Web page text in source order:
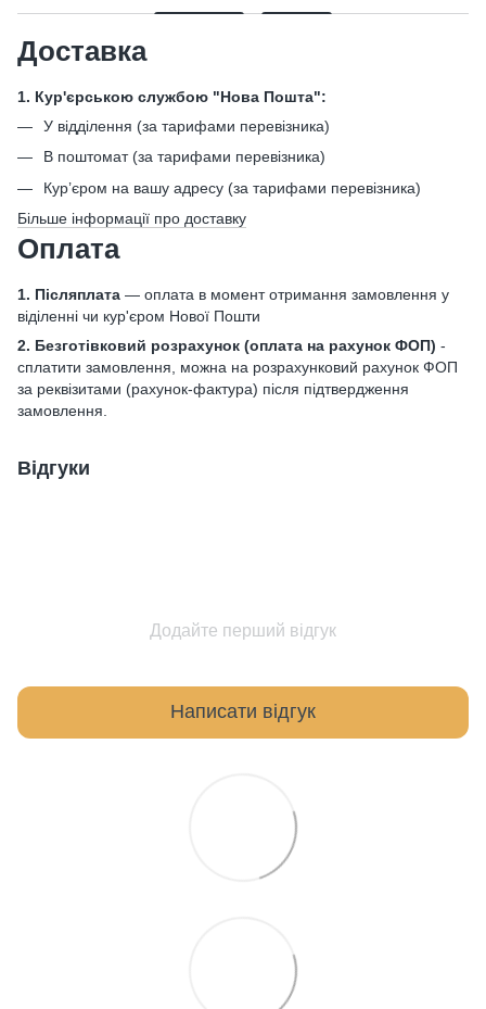
Доставка
1. Кур'єрською службою "Нова Пошта":
У відділення (за тарифами перевізника)
В поштомат (за тарифами перевізника)
Кур’єром на вашу адресу (за тарифами перевізника)
Більше інформації про доставку
Оплата
1. Післяплата — оплата в момент отримання замовлення у
віділенні чи кур'єром Нової Пошти
2. Безготівковий розрахунок (оплата на рахунок ФОП) -
сплатити замовлення, можна на розрахунковий рахунок ФОП
за реквізитами (рахунок-фактура) після підтвердження
замовлення.
Відгуки
Додайте перший відгук
Написати відгук